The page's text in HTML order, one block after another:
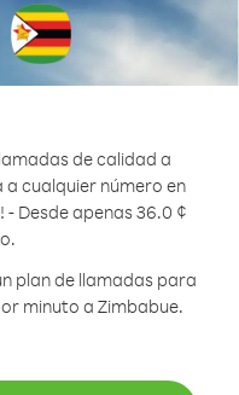
de calidad a
a cualquier número en
Desde apenas 36.0 ¢
plan de llamadas para
minuto a Zimbabue.